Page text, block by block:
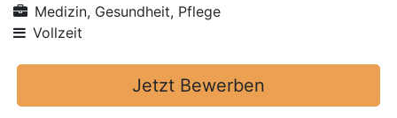
Medizin, Gesundheit, Pflege
Vollzeit
Jetzt Bewerben